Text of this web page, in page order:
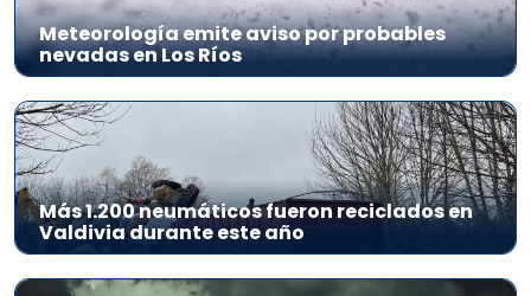
Meteorología emite aviso por probables
nevadas en Los Ríos
Más 1.200 neumáticos fueron reciclados en
Valdivia durante este año